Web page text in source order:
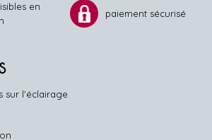
en
paiement sécurisé
sur l'éclairage